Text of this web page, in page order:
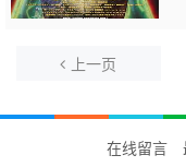
上一页
在线留言